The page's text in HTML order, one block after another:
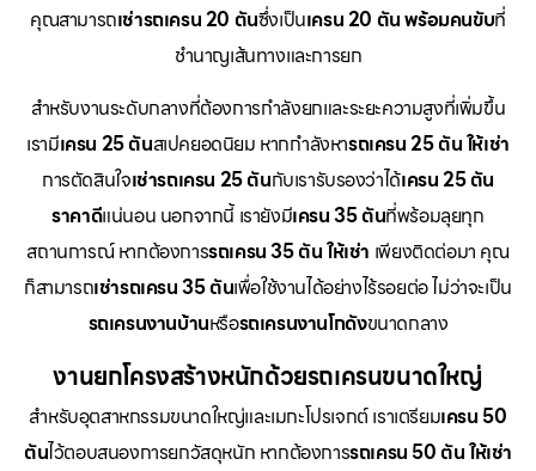
คุณสามารถเช่ารถเครน 20 ตันซึ่งเป็นเครน 20 ตัน พร้อมคนขับที่
ชำนาญเส้นทางและการยก
สำหรับงานระดับกลางที่ต้องการกำลังยกและระยะความสูงที่เพิ่มขึ้น
เรามีเครน 25 ตันสเปคยอดนิยม หากกำลังหารถเครน 25 ตัน ให้เช่า
การตัดสินใจเช่ารถเครน 25 ตันกับเรารับรองว่าได้เครน 25 ตัน
ราคาดีแน่นอน นอกจากนี้ เรายังมีเครน 35 ตันที่พร้อมลุยทุก
สถานการณ์ หากต้องการรถเครน 35 ตัน ให้เช่า เพียงติดต่อมา คุณ
ก็สามารถเช่ารถเครน 35 ตันเพื่อใช้งานได้อย่างไร้รอยต่อ ไม่ว่าจะเป็น
รถเครนงานบ้านหรือรถเครนงานโกดังขนาดกลาง
งานยกโครงสร้างหนักด้วยรถเครนขนาดใหญ่
สำหรับอุตสาหกรรมขนาดใหญ่และเมกะโปรเจกต์ เราเตรียมเครน 50
ตันไว้ตอบสนองการยกวัสดุหนัก หากต้องการรถเครน 50 ตัน ให้เช่า